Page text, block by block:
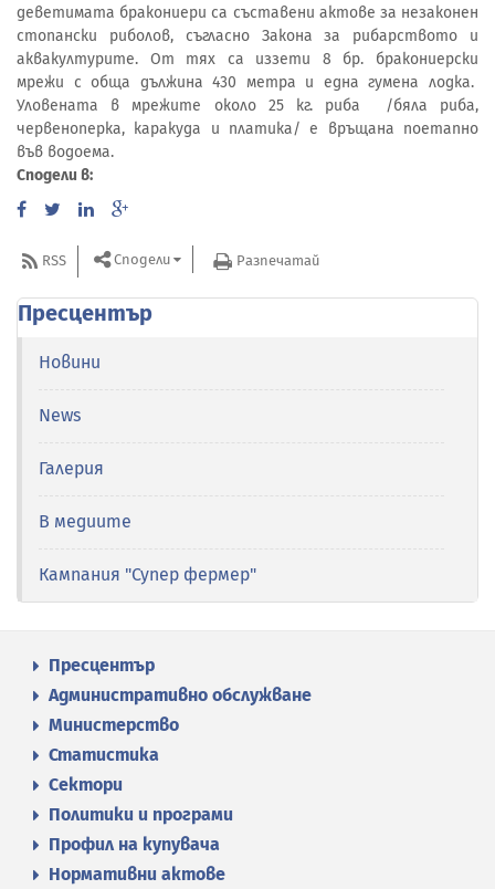
деветимата бракониери са съставени актове за незаконен
стопански риболов, съгласно Закона за рибарството и
аквакултурите. От тях са иззети 8 бр. бракониерски
мрежи с обща дължина 430 метра и една гумена лодка.
Уловената в мрежите около 25 кг. риба /бяла риба,
червеноперка, каракуда и платика/ е връщана поетапно
във водоема.
Сподели в:
RSS Сподели Разпечатай
Пресцентър
Новини
News
Галерия
В медиите
Кампания "Супер фермер"
Пресцентър
Административно обслужване
Министерство
Статистика
Сектори
Политики и програми
Профил на купувача
Нормативни актове